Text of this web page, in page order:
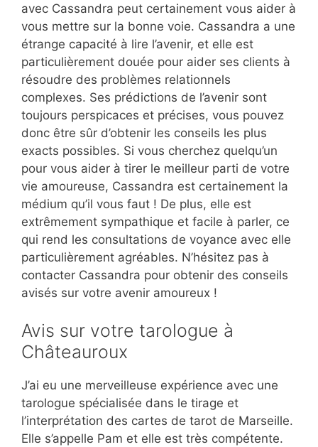
avec Cassandra peut certainement vous aider à
vous mettre sur la bonne voie. Cassandra a une
étrange capacité à lire l’avenir, et elle est
particulièrement douée pour aider ses clients à
résoudre des problèmes relationnels
complexes. Ses prédictions de l’avenir sont
toujours perspicaces et précises, vous pouvez
donc être sûr d’obtenir les conseils les plus
exacts possibles. Si vous cherchez quelqu’un
pour vous aider à tirer le meilleur parti de votre
vie amoureuse, Cassandra est certainement la
médium qu’il vous faut ! De plus, elle est
extrêmement sympathique et facile à parler, ce
qui rend les consultations de voyance avec elle
particulièrement agréables. N’hésitez pas à
contacter Cassandra pour obtenir des conseils
avisés sur votre avenir amoureux !
Avis sur votre tarologue à
Châteauroux
J’ai eu une merveilleuse expérience avec une
tarologue spécialisée dans le tirage et
l’interprétation des cartes de tarot de Marseille.
Elle s’appelle Pam et elle est très compétente.